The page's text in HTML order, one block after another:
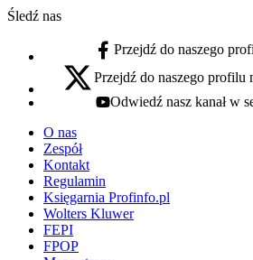
Śledź nas
facebook - otwiera się w nowej karcie
Przejdź do naszego
x - otwiera się w nowej karcie
Przejdź do naszego
youtube - otwiera się w nowej karcie
Odwiedź nasz kanał w
O nas
Zespół
Kontakt
Regulamin
Księgarnia Profinfo.pl
Wolters Kluwer
FEPI
FPOP